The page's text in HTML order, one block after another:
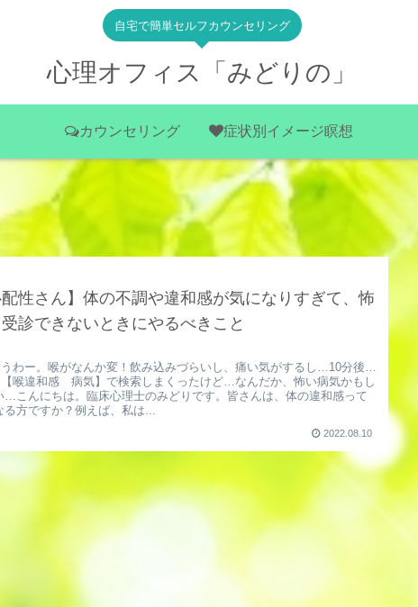
自宅で簡単セルフカウンセリング
心理オフィス「みどりの」
カウンセリング 症状別イメージ瞑想
性さん】体の不調や違和感が気になりすぎて、怖
診できないときにやるべきこと
わー。喉がなんか変！飲み込みづらいし、痛い気がするし…10分後…
喉違和感 病気】で検索しまくったけど…なんだか、怖い病気かもし
…こんにちは。臨床心理士のみどりです。皆さんは、体の違和感って
る方ですか？例えば、私は...
2022.08.10